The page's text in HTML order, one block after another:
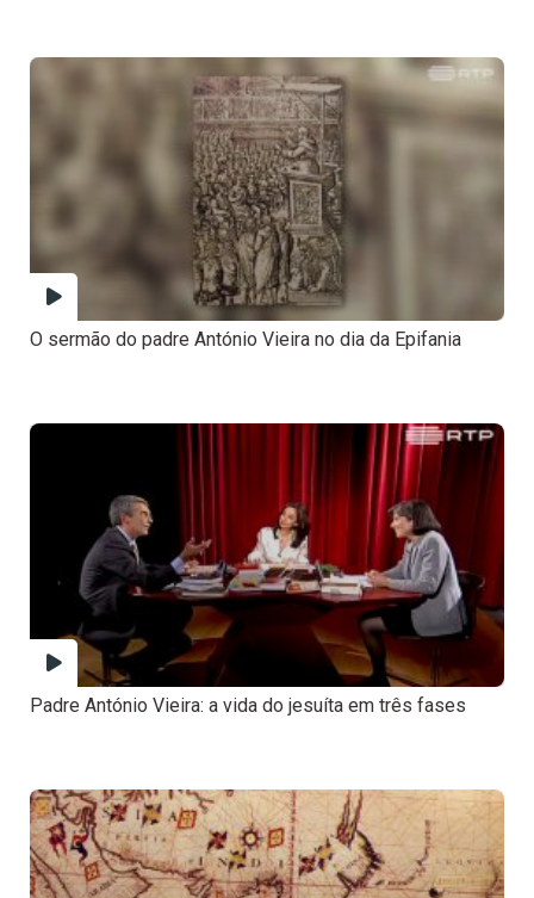
O sermão do padre António Vieira no dia da Epifania
Padre António Vieira: a vida do jesuíta em três fases